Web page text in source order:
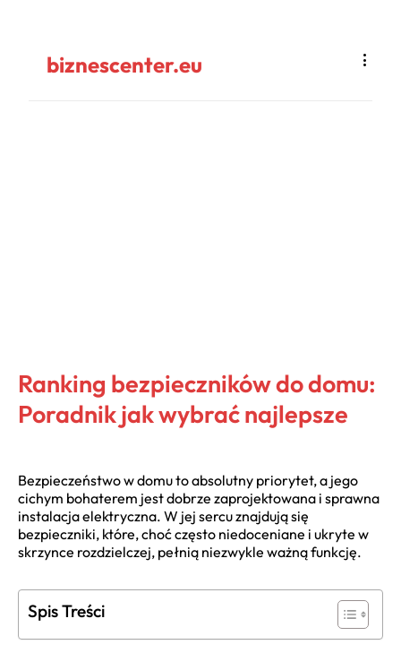
biznescenter.eu
Ranking bezpieczników do domu:
Poradnik jak wybrać najlepsze
Bezpieczeństwo w domu to absolutny priorytet, a jego
cichym bohaterem jest dobrze zaprojektowana i sprawna
instalacja elektryczna. W jej sercu znajdują się
bezpieczniki, które, choć często niedoceniane i ukryte w
skrzynce rozdzielczej, pełnią niezwykle ważną funkcję.
Spis Treści